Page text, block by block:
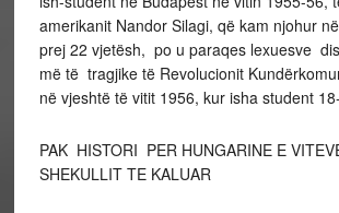
amerikanit Nandor Silagi, që kam njohur
prej 22 vjetësh, po u paraqes lexuesve
më të tragjike të Revolucionit
në vjeshtë të vitit 1956, kur isha student
PAK HISTORI PER HUNGARINE E
SHEKULLIT TE KALUAR